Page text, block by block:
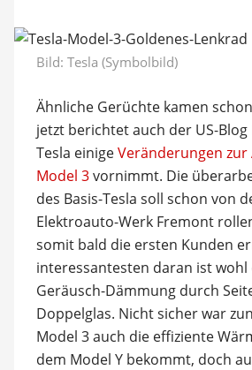
Bild: Tesla (Symbolbild)
Ähnliche Gerüchte kamen
jetzt berichtet auch der US-Blog
Tesla einigeVeränderungen
Model 3vornimmt. Die
des Basis-Tesla soll schon von
Elektroauto-Werk Fremont
somit bald die ersten Kunden
interessantesten daran ist wohl
Geräusch-Dämmung durch
Doppelglas. Nicht sicher war
Model 3 auch die effiziente
dem Model Y bekommt, doch